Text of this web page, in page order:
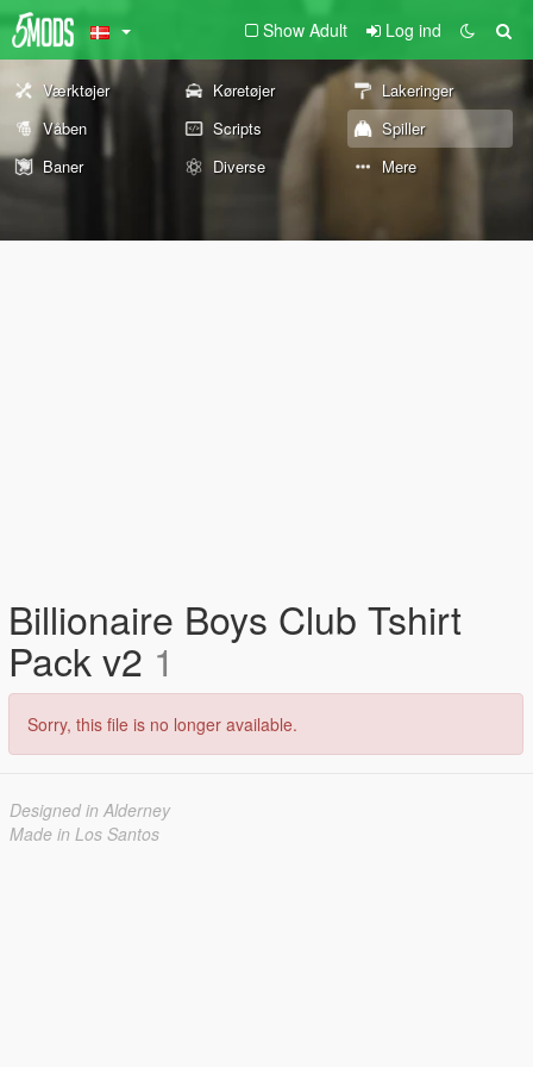
Show Adult Log ind
Værktøjer Køretøjer
Lakeringer
Våben
Scripts
Spiller
Baner
Diverse Mere
Billionaire Boys Club Tshirt
Pack v2 1
Sorry, this file is no longer available.
Designed in Alderney
Made in Los Santos